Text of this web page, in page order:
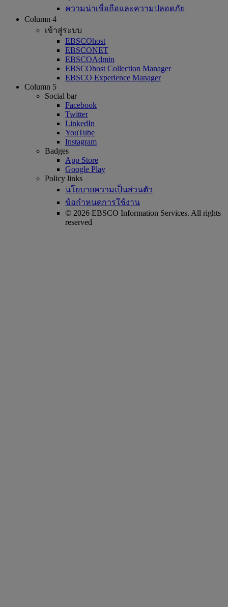
ความน่าเชื่อถือและความปลอดภัย
Column 4
เข้าสู่ระบบ
EBSCOhost
EBSCONET
EBSCOAdmin
EBSCOhost Collection Manager
EBSCO Experience Manager
Column 5
Social bar
Facebook
Twitter
LinkedIn
YouTube
Instagram
Badges
App Store
Google Play
Policy links
นโยบายความเป็นส่วนตัว
ข้อกำหนดการใช้งาน
© 2026 EBSCO Information Services. All rights
reserved